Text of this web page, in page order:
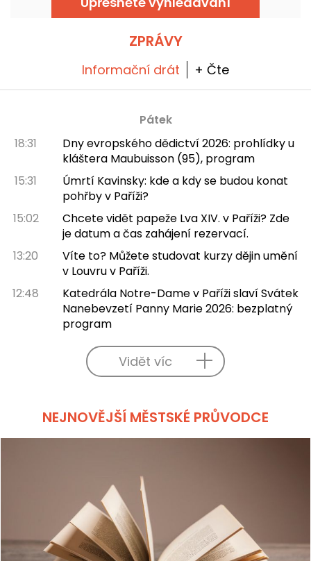
ZPRÁVY
Informační drát + Čte
Pátek
18:31
Dny evropského dědictví 2026: prohlídky u
kláštera Maubuisson (95), program
15:31
Úmrtí Kavinsky: kde a kdy se budou konat
pohřby v Paříži?
15:02
Chcete vidět papeže Lva XIV. v Paříži? Zde
je datum a čas zahájení rezervací.
13:20
Víte to? Můžete studovat kurzy dějin umění
v Louvru v Paříži.
12:48
Katedrála Notre-Dame v Paříži slaví Svátek
Nanebevzetí Panny Marie 2026: bezplatný
program
Vidět víc
NEJNOVĚJŠÍ MĚSTSKÉ PRŮVODCE